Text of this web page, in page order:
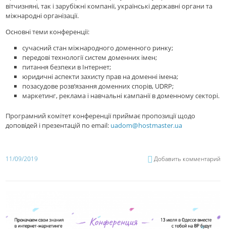
вітчизняні, так і зарубіжні компанії, українські державні органи та
міжнародні організації.
Основні теми конференції:
сучасний стан міжнародного доменного ринку;
передові технології систем доменних імен;
питання безпеки в Інтернет;
юридичні аспекти захисту прав на доменні імена;
позасудове розв’язання доменних спорів, UDRP;
маркетинг, реклама і навчальні кампанії в доменному секторі.
Програмний комітет конференції приймає пропозиції щодо
доповідей і презентацій по email: uadom@hostmaster.ua
11/09/2019 Добавить комментарий